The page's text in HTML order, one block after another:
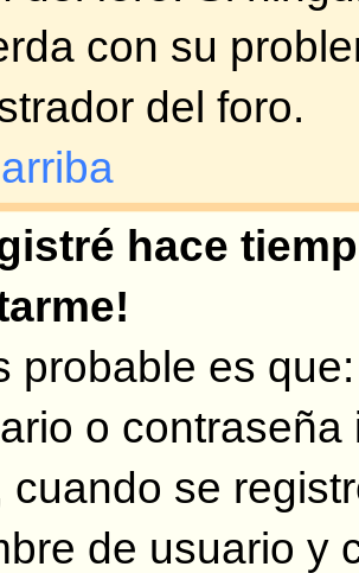
de que la zona
esto se deba a los
por algunos
para trabajar con
no está en la lista!
deber a que el
el paquete de su
una traducción
personas se lo
en el sitio Web del